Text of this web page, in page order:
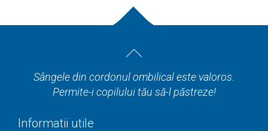
Sângele din cordonul ombilical este valoros.
Permite-i copilului tău să-l păstreze!
Informatii utile